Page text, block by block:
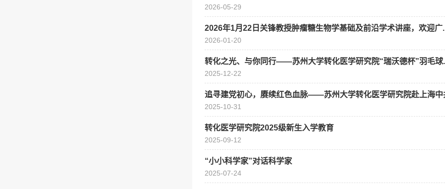
2026-05-29
2026年1月22日关锋教授肿瘤糖生物学基础及前沿学术讲座，欢迎广
2026-01-20
转化之光、与你同行——苏州大学转化医学研究院“瑞沃德杯”羽毛球
2025-12-22
追寻建党初心，赓续红色血脉——苏州大学转化医学研究院赴上海中
2025-10-31
转化医学研究院2025级新生入学教育
2025-09-12
“小小科学家”对话科学家
2025-07-24